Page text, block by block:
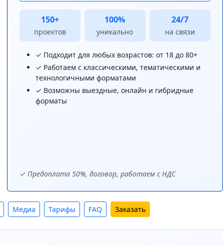
150+
проектов
100%
уникально
24/7
на связи
✓ Подходит для любых возрастов: от 18 до 80+
✓ Работаем с классическими, тематическими и
технологичными форматами
✓ Возможны выездные, онлайн и гибридные
форматы
✓ Предоплата 50%, договор, работаем с НДС
Медиа Тарифы FAQ Заказать